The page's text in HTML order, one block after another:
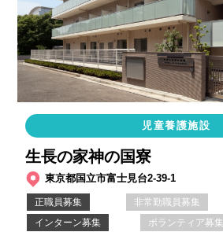
児童養護施設
生長の家神の国寮
東京都国立市富士見台2-39-1
正職員募集 非常勤職員募集
インターン募集
ボランティア募集